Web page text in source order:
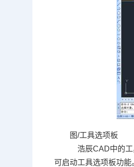
图/工具选项板
浩辰CAD中的
可启动工具选项板功